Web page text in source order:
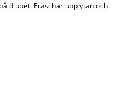
djupet. Fräschar upp ytan och